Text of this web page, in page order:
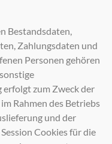
Bestandsdaten,
Zahlungsdaten und
Personen gehören
zum Zweck der
Rahmen des Betriebs
und der
Cookies für die